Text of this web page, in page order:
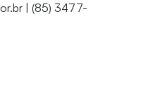
| (85) 3477-